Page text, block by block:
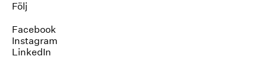
Följ
Facebook
Instagram
LinkedIn